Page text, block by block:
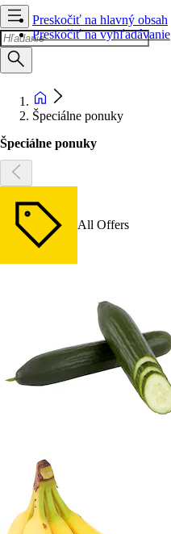
Preskočiť na hlavný obsah
Preskočiť na vyhľadávanie
Špeciálne ponuky
Špeciálne ponuky
All Offers